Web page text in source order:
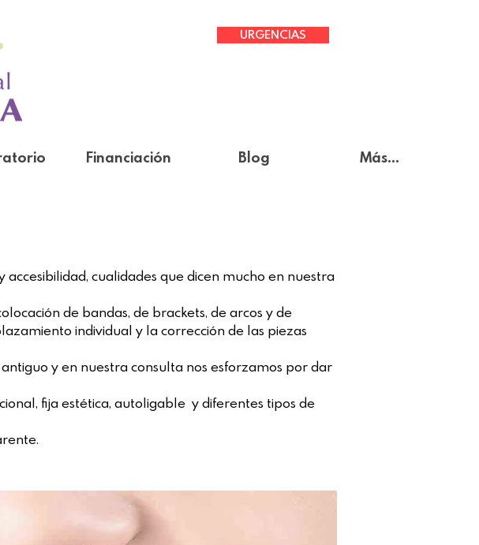
URGENCIAS
Financiación Blog Más...
cualidades que dicen mucho en nuestra
de bandas, de brackets, de arcos y de
individual y la corrección de las piezas
y en nuestra consulta nos esforzamos por dar
fija estética, autoligable y diferentes tipos de